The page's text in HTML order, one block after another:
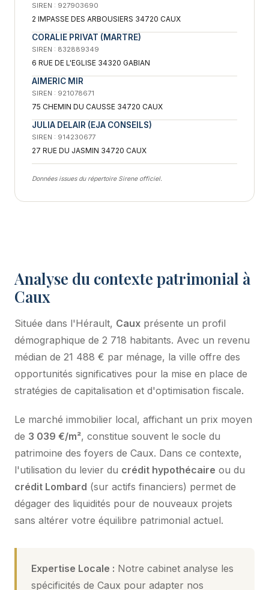
Analyse du contexte patrimonial à
Caux
Située dans l'Hérault, Caux présente un profil
démographique de 2 718 habitants. Avec un revenu
médian de 21 488 € par ménage, la ville offre des
opportunités significatives pour la mise en place de
stratégies de capitalisation et d'optimisation fiscale.
Le marché immobilier local, affichant un prix moyen
de 3 039 €/m², constitue souvent le socle du
patrimoine des foyers de Caux. Dans ce contexte,
l'utilisation du levier du crédit hypothécaire ou du
crédit Lombard (sur actifs financiers) permet de
dégager des liquidités pour de nouveaux projets
sans altérer votre équilibre patrimonial actuel.
Expertise Locale : Notre cabinet analyse les
spécificités de Caux pour adapter nos
SIREN : 927903690
2 IMPASSE DES ARBOUSIERS 34720 CAUX
CORALIE PRIVAT (MARTRE)
SIREN : 832889349
6 RUE DE L'EGLISE 34320 GABIAN
AIMERIC MIR
SIREN : 921078671
75 CHEMIN DU CAUSSE 34720 CAUX
JULIA DELAIR (EJA CONSEILS)
SIREN : 914230677
27 RUE DU JASMIN 34720 CAUX
Données issues du répertoire Sirene officiel.